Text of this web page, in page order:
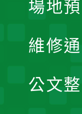
場地
維修
公文